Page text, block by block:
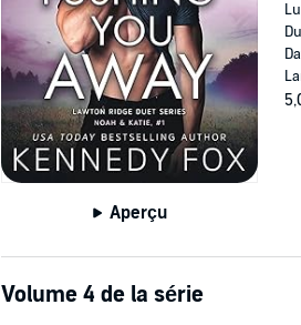
Aperçu
Volume 4 de la série